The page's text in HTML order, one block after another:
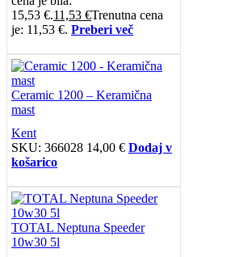
15,53 €.11,53 €Trenutna cena
je: 11,53 €. Preberi več
Ceramic 1200 – Keramična
mast
Kent
SKU: 366028 14,00 € Dodaj v
košarico
TOTAL Neptuna Speeder
10w30 5l